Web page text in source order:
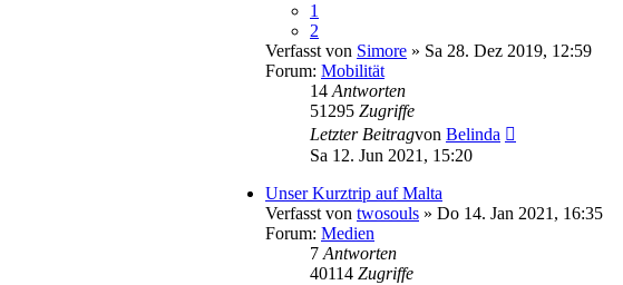
1
2
Verfasst von Simore » Sa 28. Dez 2019, 12:59
Forum: Mobilität
14Antworten
51295 Zugriffe
Letzter Beitragvon Belinda
Sa 12. Jun 2021, 15:20
Unser Kurztrip auf Malta
Verfasst von twosouls » Do 14. Jan 2021, 16:35
Forum: Medien
7Antworten
40114 Zugriffe